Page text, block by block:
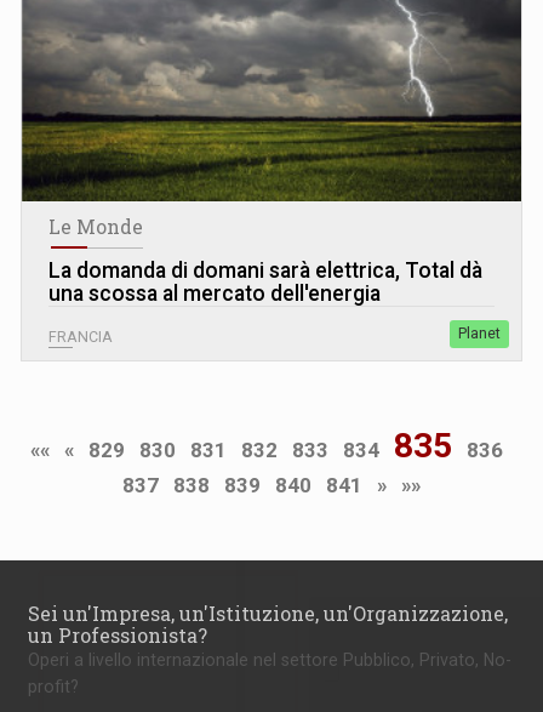
Le Monde
La domanda di domani sarà elettrica, Total dà
una scossa al mercato dell'energia
FRANCIA Planet
«« « 829 830 831 832 833 834 835
836
837
838 839 840 841 » »»
Sei un'Impresa, un'Istituzione, un'Organizzazione,
un Professionista?
Operi a livello internazionale nel settore Pubblico, Privato, No-
profit?